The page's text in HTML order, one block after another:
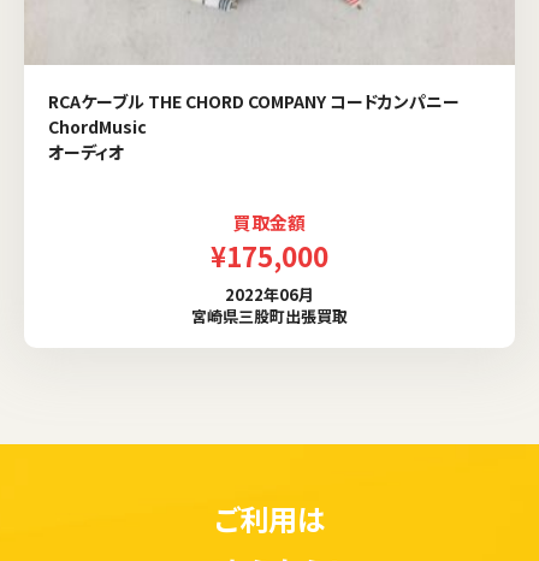
RCAケーブル THE CHORD COMPANY コードカンパニー
ChordMusic
オーディオ
買取金額
¥175,000
2022年06月
宮崎県三股町出張買取
ご利用は